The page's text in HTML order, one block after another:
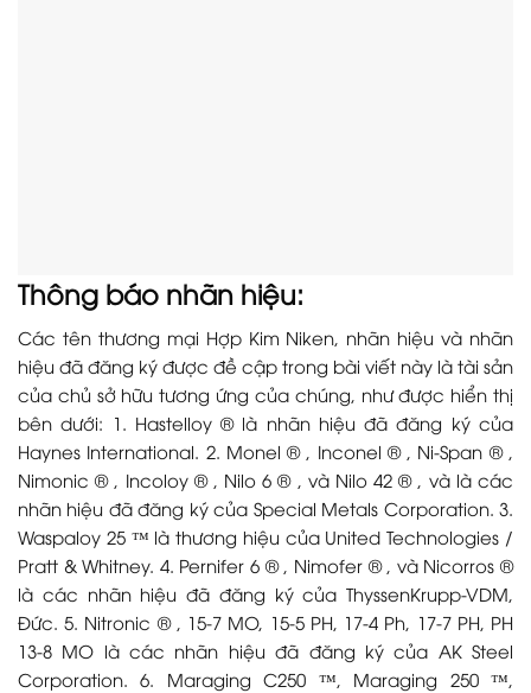
Thông báo nhãn hiệu:
Các tên thương mại Hợp Kim Niken, nhãn hiệu và nhãn
hiệu đã đăng ký được đề cập trong bài viết này là tài sản
của chủ sở hữu tương ứng của chúng, như được hiển thị
bên dưới: 1. Hastelloy ® là nhãn hiệu đã đăng ký của
Haynes International. 2. Monel ® , Inconel ® , Ni-Span ® ,
Nimonic ® , Incoloy ® , Nilo 6 ® , và Nilo 42 ® , và là các
nhãn hiệu đã đăng ký của Special Metals Corporation. 3.
Waspaloy 25 ™ là thương hiệu của United Technologies /
Pratt & Whitney. 4. Pernifer 6 ® , Nimofer ® , và Nicorros ®
là các nhãn hiệu đã đăng ký của ThyssenKrupp-VDM,
Đức. 5. Nitronic ® , 15-7 MO, 15-5 PH, 17-4 Ph, 17-7 PH, PH
13-8 MO là các nhãn hiệu đã đăng ký của AK Steel
Corporation. 6. Maraging C250 ™, Maraging 250 ™,